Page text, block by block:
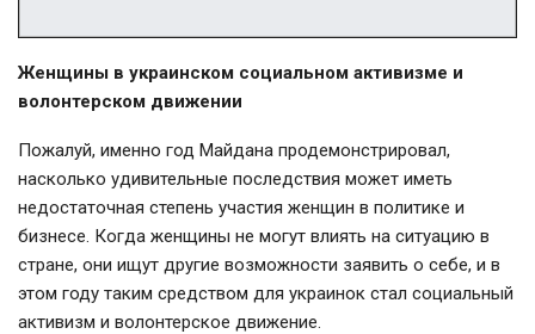
Женщины в украинском социальном активизме и
волонтерском движении
Пожалуй, именно год Майдана продемонстрировал,
насколько удивительные последствия может иметь
недостаточная степень участия женщин в политике и
бизнесе. Когда женщины не могут влиять на ситуацию в
стране, они ищут другие возможности заявить о себе, и в
этом году таким средством для украинок стал социальный
активизм и волонтерское движение.